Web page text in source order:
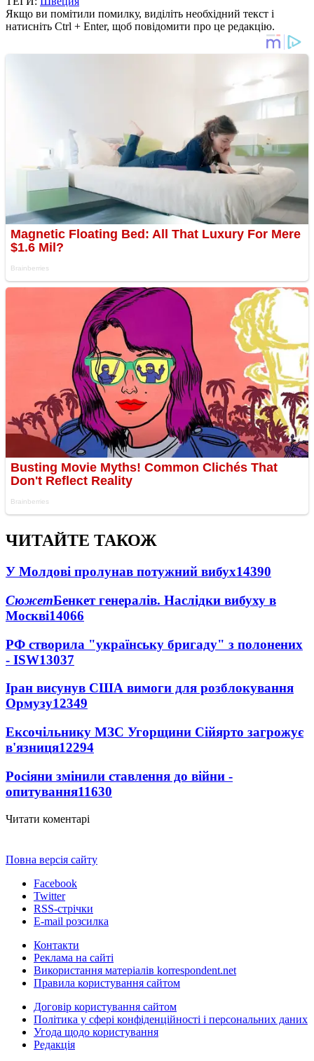
Якщо ви помітили помилку, виділіть необхідний текст і
натисніть Ctrl + Enter, щоб повідомити про це редакцію.
ЧИТАЙТЕ ТАКОЖ
У Молдові пролунав потужний вибух14390
СюжетБенкет генералів. Наслідки вибуху в
Москві14066
РФ створила "українську бригаду" з полонених
- ISW13037
Іран висунув США вимоги для розблокування
Ормузу12349
Ексочільнику МЗС Угорщини Сійярто загрожує
в'язниця12294
Росіяни змінили ставлення до війни -
опитування11630
Читати коментарі
Повна версія сайту
Facebook
Twitter
RSS-стрічки
E-mail розсилка
Контакти
Реклама на сайті
Використання матеріалів korrespondent.net
Правила користування сайтом
Договір користування сайтом
Політика у сфері конфіденційності і персональних даних
Угода щодо користування
Редакція